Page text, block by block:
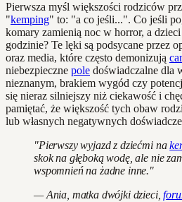
Pierwsza myśl większości rodziców
"kemping" to: "a co jeśli...". Co jeśli
komary zamienią noc w horror, a
godzinie? Te lęki są podsycane przez
oraz media, które często demonizują
niebezpieczne pole doświadczalne dla
nieznanym, brakiem wygód czy
się nieraz silniejszy niż ciekawość i
pamiętać, że większość tych obaw
lub własnych negatywnych
"Pierwszy wyjazd z dziećmi na
skok na głęboką wodę, ale nie
wspomnień na żadne inne."
— Ania, matka dwójki dzieci,